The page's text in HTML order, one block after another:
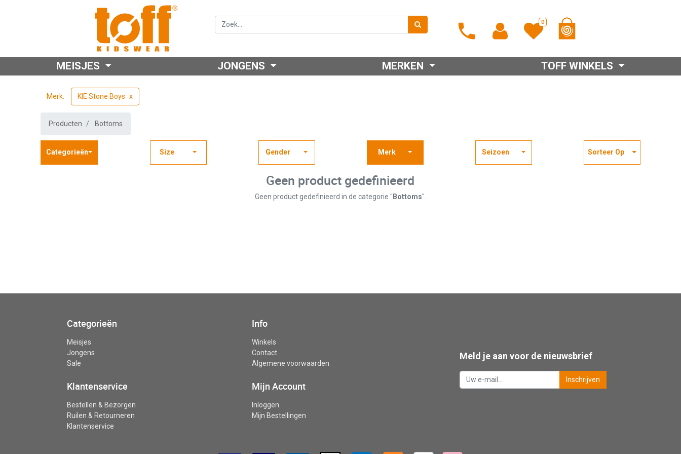
0
MEISJES JONGENS MERKEN TOFF WINKELS
Merk: KIE Stone Boys
Producten Bottoms
Categorieën Size Gender Merk Seizoen Sorteer Op
Geen product gedefinieerd
Geen product gedefinieerd in de categorie "Bottoms".
Categorieën
Meisjes
Jongens
Sale
Info
Winkels
Contact
Algemene voorwaarden
Klantenservice
Bestellen & Bezorgen
Ruilen & Retourneren
Klantenservice
Mijn Account
Inloggen
Mijn Bestellingen
Meld je aan voor de nieuwsbrief
Inschrijven